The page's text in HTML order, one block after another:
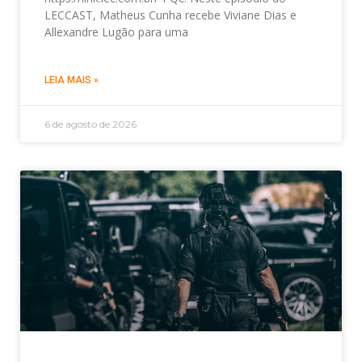
LECCAST, Matheus Cunha recebe Viviane Dias e
Allexandre Lugão para uma
LEIA MAIS »
6 de agosto de 2026